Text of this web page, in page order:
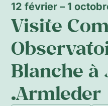
12 février – 1
Visite
Blanche à
.Armleder